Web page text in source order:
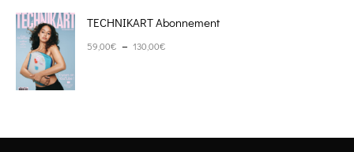
TECHNIKART Abonnement
59,00€ – 130,00€